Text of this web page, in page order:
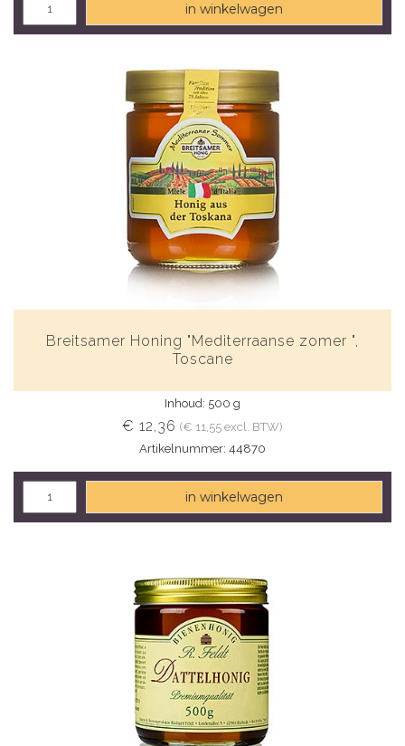
in winkelwagen
Breitsamer Honing "Mediterraanse zomer ",
Toscane
Inhoud: 500 g
€ 12,36 (€ 11,55 excl. BTW)
Artikelnummer: 44870
in winkelwagen